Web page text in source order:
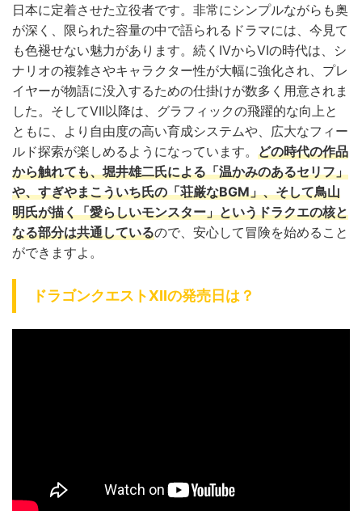
日本に定着させた立役者です。非常にシンプルながらも奥
が深く、限られた容量の中で語られるドラマには、今見て
も色褪せない魅力があります。続くIVからVIの時代は、シ
ナリオの複雑さやキャラクター性が大幅に強化され、プレ
イヤーが物語に没入するための仕掛けが数多く用意されま
した。そしてVII以降は、グラフィックの飛躍的な向上と
ともに、より自由度の高い育成システムや、広大なフィー
ルド探索が楽しめるようになっています。 どの時代の作品
から触れても、堀井雄二氏による「温かみのあるセリフ」
や、すぎやまこういち氏の「荘厳なBGM」、そして鳥山
明氏が描く「愛らしいモンスター」というドラクエの核と
なる部分は共通しているので、安心して冒険を始めること
ができますよ。
ドラゴンクエストXIIの発売日は？